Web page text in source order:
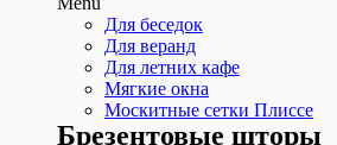
Для беседок
Для веранд
Для летних кафе
Мягкие окна
Москитные сетки Плиссе
Брезентовые шторы